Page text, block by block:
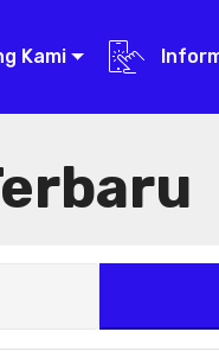
Kami